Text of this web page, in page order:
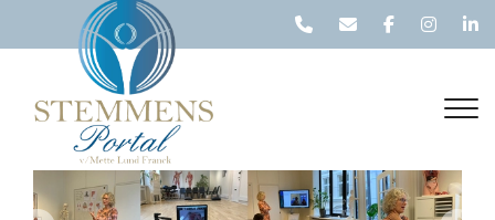
hovedindhold